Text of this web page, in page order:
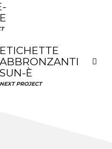
ETICHETTE
ABBRONZANTI
SUN-È
NEXT PROJECT